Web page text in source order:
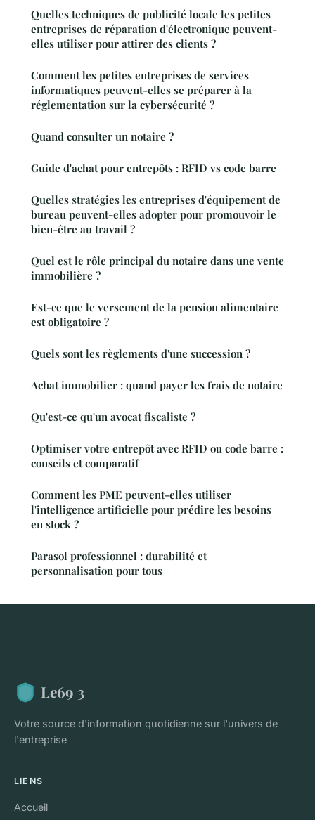
Quelles techniques de publicité locale les petites
entreprises de réparation d'électronique peuvent-
elles utiliser pour attirer des clients ?
Comment les petites entreprises de services
informatiques peuvent-elles se préparer à la
réglementation sur la cybersécurité ?
Quand consulter un notaire ?
Guide d'achat pour entrepôts : RFID vs code barre
Quelles stratégies les entreprises d'équipement de
bureau peuvent-elles adopter pour promouvoir le
bien-être au travail ?
Quel est le rôle principal du notaire dans une vente
immobilière ?
Est-ce que le versement de la pension alimentaire
est obligatoire ?
Quels sont les règlements d'une succession ?
Achat immobilier : quand payer les frais de notaire
Qu'est-ce qu'un avocat fiscaliste ?
Optimiser votre entrepôt avec RFID ou code barre :
conseils et comparatif
Comment les PME peuvent-elles utiliser
l'intelligence artificielle pour prédire les besoins
en stock ?
Parasol professionnel : durabilité et
personnalisation pour tous
Le69 3
Votre source d'information quotidienne sur l'univers de
l'entreprise
LIENS
Accueil